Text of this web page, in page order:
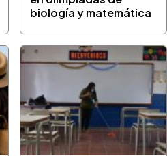
biología y matemática